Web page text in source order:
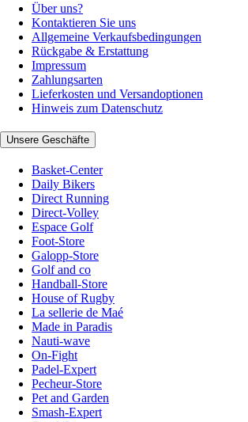
Über uns?
Kontaktieren Sie uns
Allgemeine Verkaufsbedingungen
Rückgabe & Erstattung
Impressum
Zahlungsarten
Lieferkosten und Versandoptionen
Hinweis zum Datenschutz
Unsere Geschäfte
Basket-Center
Daily Bikers
Direct Running
Direct-Volley
Espace Golf
Foot-Store
Galopp-Store
Golf and co
Handball-Store
House of Rugby
La sellerie de Maé
Made in Paradis
Nauti-wave
On-Fight
Padel-Expert
Pecheur-Store
Pet and Garden
Smash-Expert